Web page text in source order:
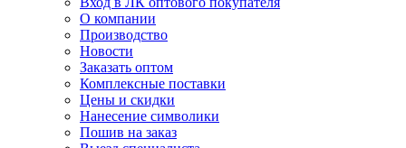
О компании
Производство
Новости
Заказать оптом
Комплексные поставки
Цены и скидки
Нанесение символики
Пошив на заказ